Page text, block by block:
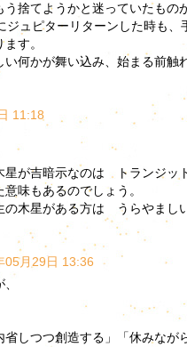
う捨てようかと迷っていたもの
ジュピターリターンした時も、
す。
い何かが舞い込み、始まる前触
11:18
星が吉暗示なのは トランジッ
味もあるのでしょう。
の木星がある方は うらやまし
05月29日 13:36
しつつ創造する」「休みなが